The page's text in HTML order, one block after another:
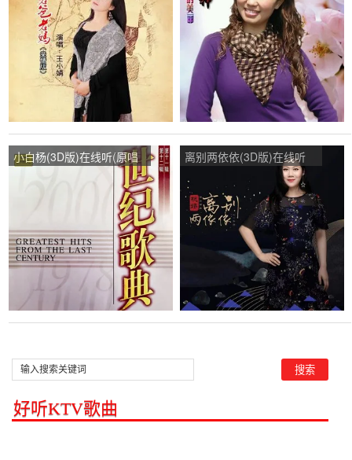
演唱点播:83次
播:147次
小白杨(3D版)在线听(原唱
是阎维文)，南德湖图演唱
离别两依依(3D版)在线听
(原唱是杭娇)，浴火凤凰(暂
不收录)演唱点播:82次
好听KTV歌曲